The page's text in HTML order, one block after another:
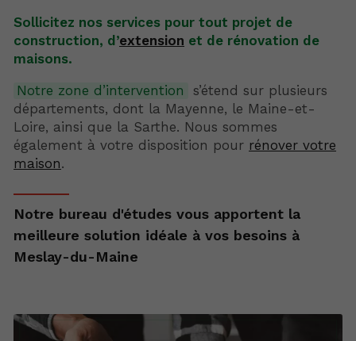
Sollicitez nos services pour tout projet de
construction, d’extension et de rénovation de
maisons.
Notre zone d’intervention
s’étend sur plusieurs
départements, dont la Mayenne, le Maine-et-
Loire, ainsi que la Sarthe. Nous sommes
également à votre disposition pour rénover votre
maison.
Notre bureau d'études vous apportent la
meilleure solution idéale à vos besoins à
Meslay-du-Maine